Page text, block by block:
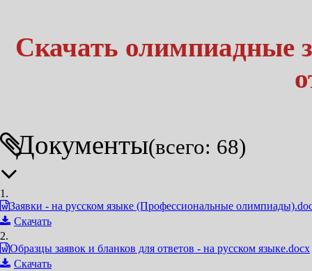
Скачать олимпиадные
Документы(всего: 68)
1.
Заявки - на русском языке (Профессиональные
Скачать
2.
Образцы заявок и бланков для ответов - на русском языке.docx
Скачать